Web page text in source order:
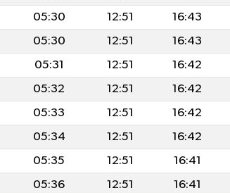
05:30 12:51 16:43
05:30 12:51 16:43
05:31 12:51 16:42
05:32 12:51 16:42
05:33 12:51 16:42
05:34 12:51 16:42
05:35 12:51 16:41
05:36 12:51 16:41